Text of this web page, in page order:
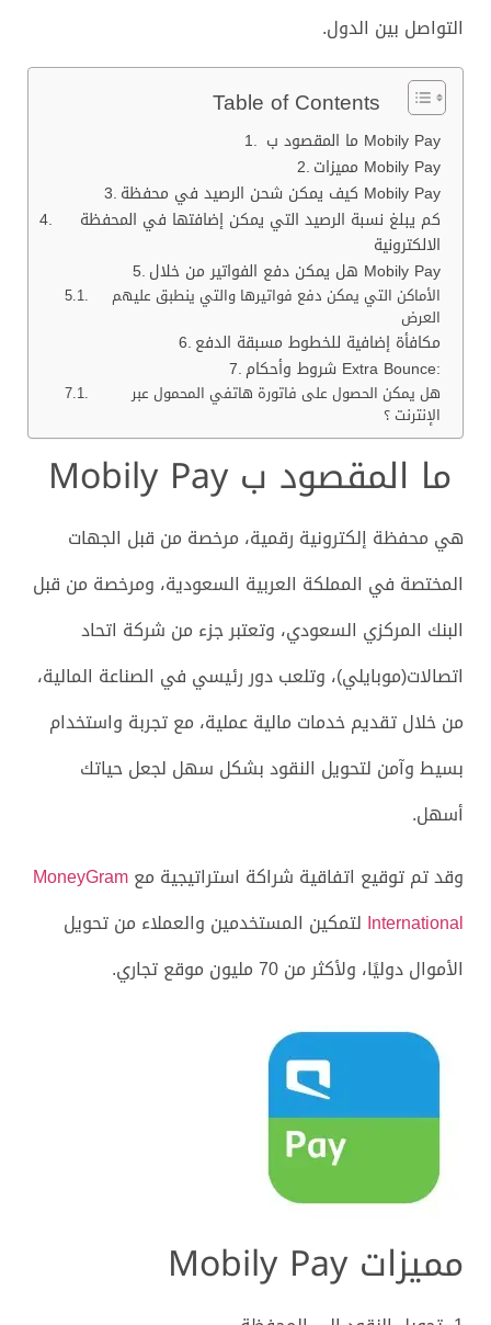
التواصل بين الدول.
Table of Contents
ما المقصود ب Mobily Pay
مميزات Mobily Pay
كيف يمكن شحن الرصيد في محفظة Mobily Pay
كم يبلغ نسبة الرصيد التي يمكن إضافتها في المحفظة
الالكترونية
هل يمكن دفع الفواتير من خلال Mobily Pay
الأماكن التي يمكن دفع فواتيرها والتي ينطبق عليهم
العرض
مكافأة إضافية للخطوط مسبقة الدفع
شروط وأحكام Extra Bounce:
هل يمكن الحصول على فاتورة هاتفي المحمول عبر
الإنترنت ؟
ما المقصود ب Mobily Pay
هي محفظة إلكترونية رقمية، مرخصة من قبل الجهات
المختصة في المملكة العربية السعودية، ومرخصة من قبل
البنك المركزي السعودي، وتعتبر جزء من شركة اتحاد
اتصالات(موبايلي)، وتلعب دور رئيسي في الصناعة المالية،
من خلال تقديم خدمات مالية عملية، مع تجربة واستخدام
بسيط وآمن لتحويل النقود بشكل سهل لجعل حياتك
أسهل.
وقد تمتوقيع اتفاقية شراكة استراتيجية معMoneyGram
International لتمكين المستخدمين والعملاء من تحويل
الأموال دوليًا، ولأكثر من 70 مليون موقع تجاري.
مميزات Mobily Pay